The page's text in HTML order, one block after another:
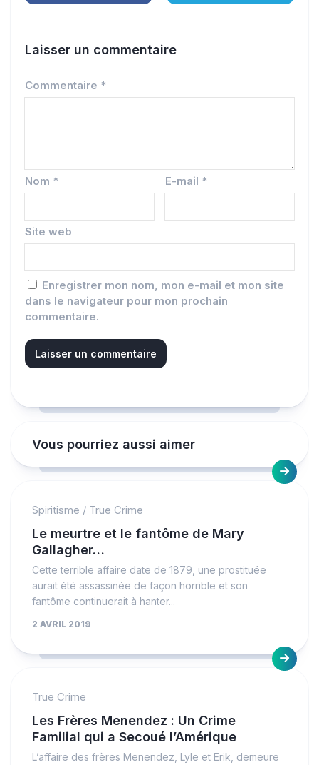
Laisser un commentaire
Commentaire *
Nom * E-mail *
Site web
Enregistrer mon nom, mon e-mail et mon site
dans le navigateur pour mon prochain
commentaire.
Vous pourriez aussi aimer
Spiritisme / True Crime
Le meurtre et le fantôme de Mary
Gallagher…
Cette terrible affaire date de 1879, une prostituée
aurait été assassinée de façon horrible et son
fantôme continuerait à hanter...
2 AVRIL 2019
True Crime
Les Frères Menendez : Un Crime
Familial qui a Secoué l’Amérique
L’affaire des frères Menendez, Lyle et Erik, demeure